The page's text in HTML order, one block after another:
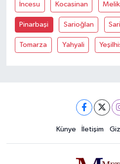
İncesu Kocasinan
Pinarbaşi Sarioğlan
Tomarza Yahyali
Künye İletişim